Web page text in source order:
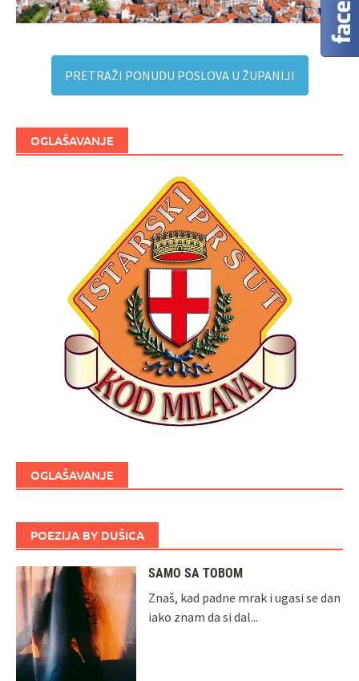
PRETRAŽI PONUDU POSLOVA U ŽUPANIJI
OGLAŠAVANJE
OGLAŠAVANJE
POEZIJA BY DUŠICA
SAMO SA TOBOM
Znaš, kad padne mrak i ugasi se dan
iako znam da si dal...